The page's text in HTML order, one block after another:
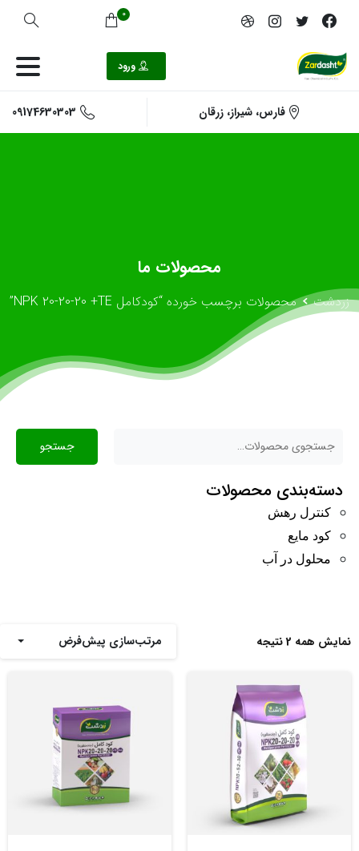
0
ورود
فارس، شیراز، زرقان 09174630303
محصولات ما
زردشت محصولات برچسب خورده “کودکامل NPK 20-20-20 +TE”
جستجو
دسته‌بندی محصولات
کنترل رهش
کود مایع
محلول در آب
نمایش همه 2 نتیجه مرتب‌سازی پیش‌فرض